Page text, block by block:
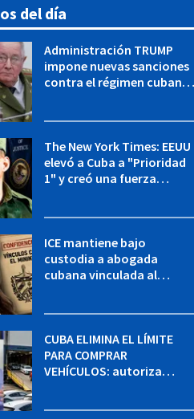
del día
Administración TRUMP
impone nuevas sanciones
contra el régimen cubano:
The New York Times: EEUU
elevó a Cuba a "Prioridad
1" y creó una fuerza
ICE mantiene bajo
custodia a abogada
cubana vinculada al
CUBA ELIMINA EL LÍMITE
PARA COMPRAR
VEHÍCULOS: autoriza